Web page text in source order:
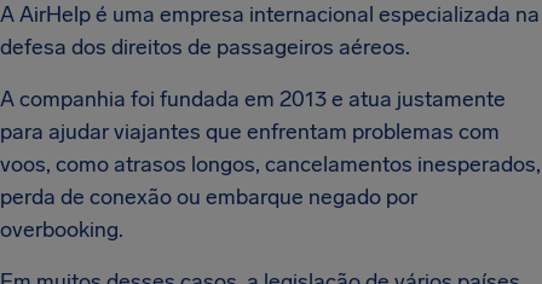
A AirHelp é uma empresa internacional especializada na
defesa dos direitos de passageiros aéreos.
A companhia foi fundada em 2013 e atua justamente
para ajudar viajantes que enfrentam problemas com
voos, como atrasos longos, cancelamentos inesperados,
perda de conexão ou embarque negado por
overbooking.